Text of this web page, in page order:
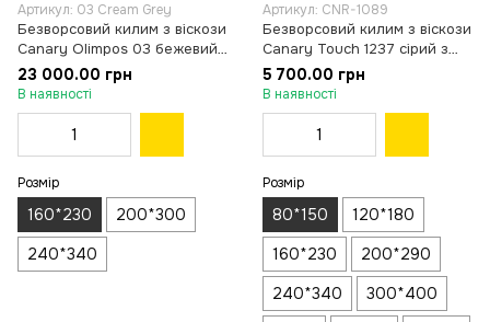
Артикул: 03 Cream Grey
Безворсовий килим з віскози
Canary Olimpos 03 бежевий
з коричневим, 160×230 см
23 000.00 грн
В наявності
Розмір
160*230
200*300
240*340
Артикул: CNR-1089
Безворсовий килим з віскози
Canary Touch 1237 сірий з
бежевим, 80×150 см
5 700.00 грн
В наявності
Розмір
80*150
120*180
160*230
200*290
240*340
300*400